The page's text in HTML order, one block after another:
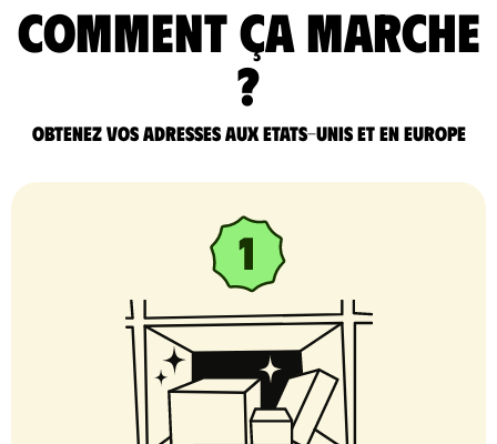
comment ça marche
?
Obtenez vos adresses aux Etats-Unis et en Europe